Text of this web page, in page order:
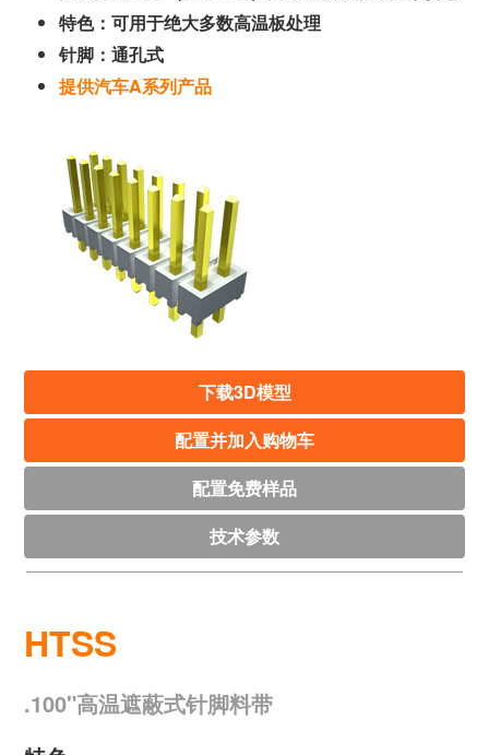
特色：可用于绝大多数高温板处理
针脚：通孔式
提供汽车A系列产品
下载3D模型
配置并加入购物车
配置免费样品
技术参数
HTSS
.100"高温遮蔽式针脚料带